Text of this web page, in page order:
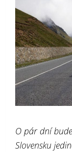
O pár dní
Slovensku